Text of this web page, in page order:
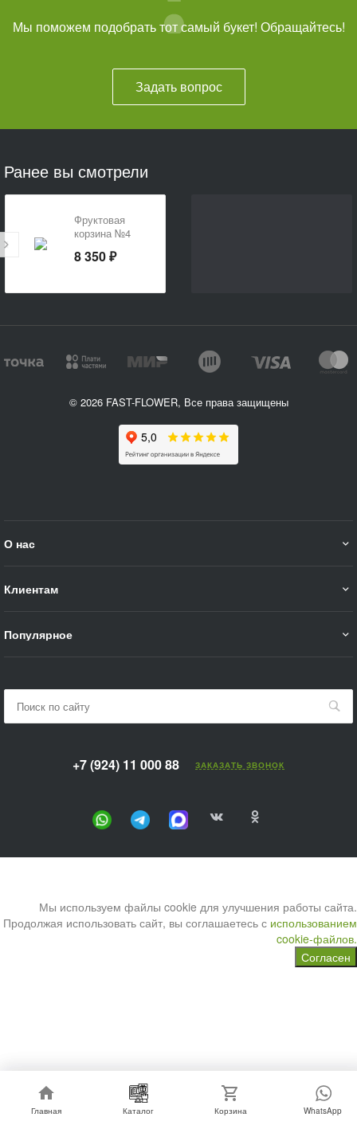
Главная Каталог Корзина WhatsApp
Главная Каталог Корзина WhatsApp
Мы поможем подобрать тот самый букет! Обращайтесь!
Задать вопрос
Ранее вы смотрели
Фруктовая
корзина №4
8 350 ₽
© 2026 FAST-FLOWER, Все права защищены
О нас
Клиентам
Популярное
+7 (924) 11 000 88 ЗАКАЗАТЬ ЗВОНОК
Мы используем файлы cookie для улучшения работы сайта.
Продолжая использовать сайт, вы соглашаетесь с использованием
cookie-файлов.
Согласен